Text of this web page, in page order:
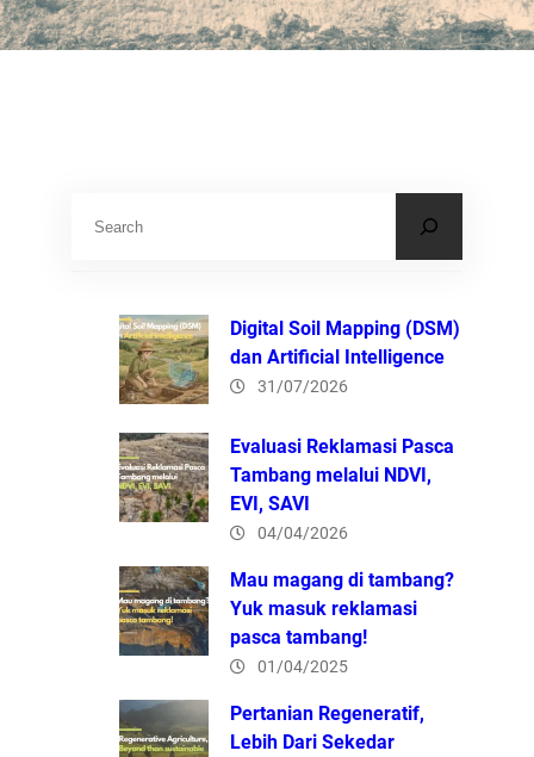
Digital Soil Mapping (DSM)
dan Artificial Intelligence
31/07/2026
Evaluasi Reklamasi Pasca
Tambang melalui NDVI,
EVI, SAVI
04/04/2026
Mau magang di tambang?
Yuk masuk reklamasi
pasca tambang!
01/04/2025
Pertanian Regeneratif,
Lebih Dari Sekedar